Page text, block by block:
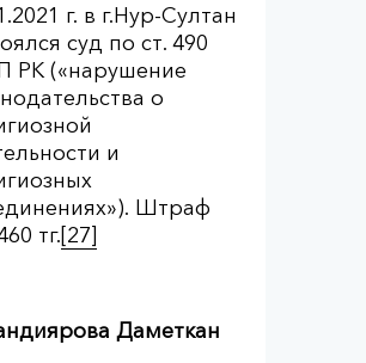
г. в г.Нур-Султан
суд по ст. 490
РК («нарушение
о
и
Штраф
тг.[27]
Даметкан